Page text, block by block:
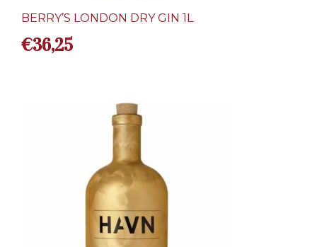
BERRY’S LONDON DRY GIN 1L
€36,25